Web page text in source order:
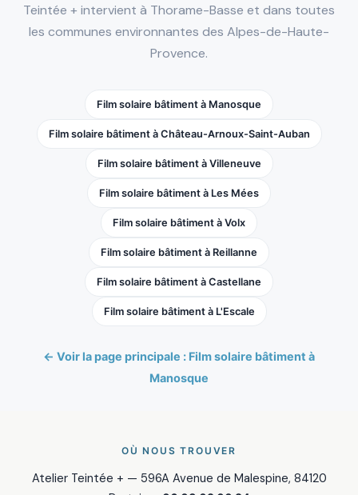
Teintée + intervient à Thorame-Basse et dans toutes
les communes environnantes des Alpes-de-Haute-
Provence.
Film solaire bâtiment à Manosque
Film solaire bâtiment à Château-Arnoux-Saint-Auban
Film solaire bâtiment à Villeneuve
Film solaire bâtiment à Les Mées
Film solaire bâtiment à Volx
Film solaire bâtiment à Reillanne
Film solaire bâtiment à Castellane
Film solaire bâtiment à L'Escale
← Voir la page principale : Film solaire bâtiment à
Manosque
OÙ NOUS TROUVER
Atelier Teintée + — 596A Avenue de Malespine, 84120